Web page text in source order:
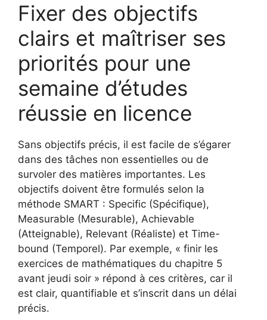
Fixer des objectifs
clairs et maîtriser ses
priorités pour une
semaine d’études
réussie en licence
Sans objectifs précis, il est facile de s’égarer
dans des tâches non essentielles ou de
survoler des matières importantes. Les
objectifs doivent être formulés selon la
méthode SMART : Specific (Spécifique),
Measurable (Mesurable), Achievable
(Atteignable), Relevant (Réaliste) et Time-
bound (Temporel). Par exemple, « finir les
exercices de mathématiques du chapitre 5
avant jeudi soir » répond à ces critères, car il
est clair, quantifiable et s’inscrit dans un délai
précis.